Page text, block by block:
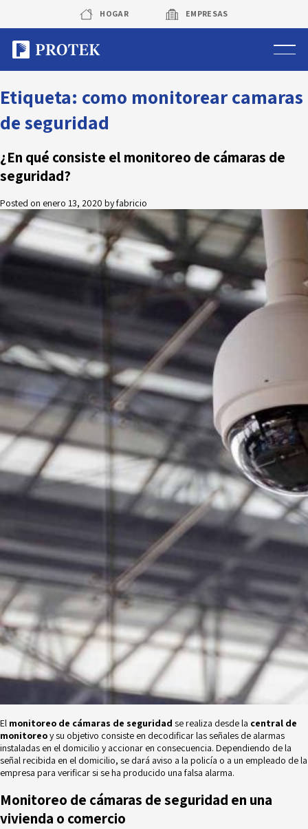
content
HOGAR EMPRESAS
Sistema de alarmas
Sistema de cámaras
Rastreo vehicular GPS
Protek Personas
Corredora de seguros
Sobre Protek
Trabaja con nosotros
Novedades
Faq
Contacto
Área de clientes
Etiqueta: como monitorear camaras
de seguridad
¿En qué consiste el monitoreo de cámaras de
seguridad?
Posted on enero 13, 2020 byfabricio
El monitoreo de cámaras de seguridad se realiza desde la central de
monitoreoy su objetivo consiste en decodificar las señales de alarmas
instaladas en el domicilio y accionar en consecuencia. Dependiendo de la
señal recibida en el domicilio, se dará aviso a la policía o a un empleado de la
empresa para verificar si se ha producido una falsa alarma.
Monitoreo de cámaras de seguridad en una
vivienda o comercio